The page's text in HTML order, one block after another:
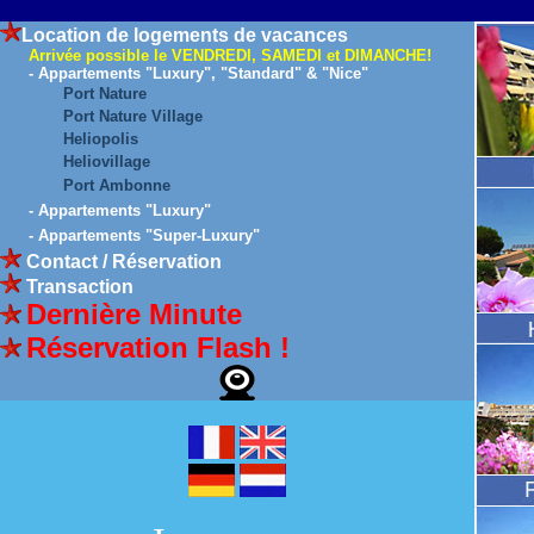
Location de logements de vacances
Arrivée possible le VENDREDI, SAMEDI et DIMANCHE!
- Appartements "Luxury", "Standard" & "Nice"
Port Nature
Port Nature Village
Heliopolis
Heliovillage
Port Ambonne
- Appartements "Luxury"
- Appartements "Super-Luxury"
Contact / Réservation
Transaction
Dernière Minute
Réservation Flash !